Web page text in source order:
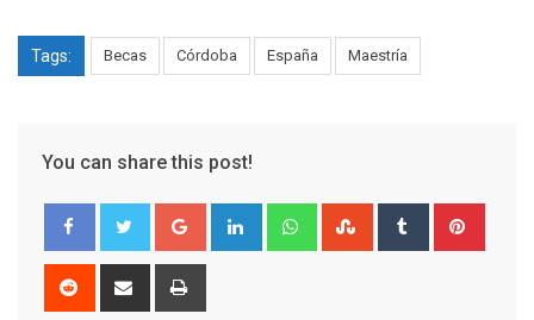
Tags: Becas Córdoba España Maestría
You can share this post!
Google+ LinkedIn WhatsappStumbleUpon
Tumblr
Reddit
Share